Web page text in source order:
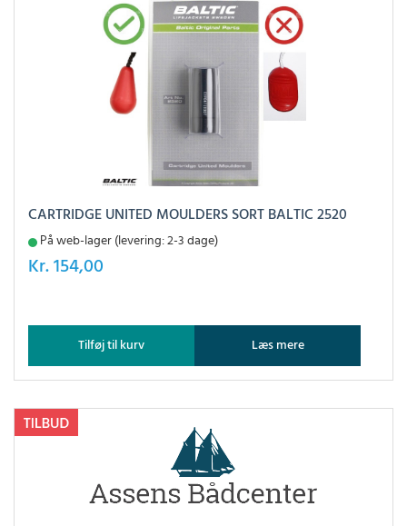
CARTRIDGE UNITED MOULDERS SORT BALTIC 2520
På web-lager (levering: 2-3 dage)
Kr.154,00
Tilføj til kurv Læs mere